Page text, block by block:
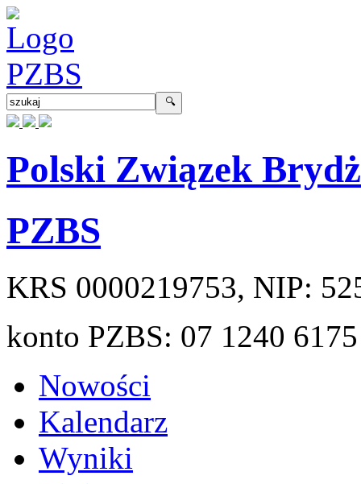
Polski Związek
PZBS
KRS 0000219753, NIP:
konto PZBS: 07 1240
Nowości
Kalendarz
Wyniki